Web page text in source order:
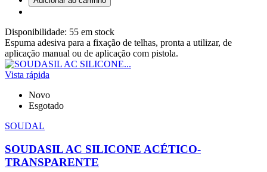
Disponibilidade: 55 em stock
Espuma adesiva para a fixação de telhas, pronta a utilizar, de
aplicação manual ou de aplicação com pistola.
Vista rápida
Novo
Esgotado
SOUDAL
SOUDASIL AC SILICONE ACÉTICO-
TRANSPARENTE